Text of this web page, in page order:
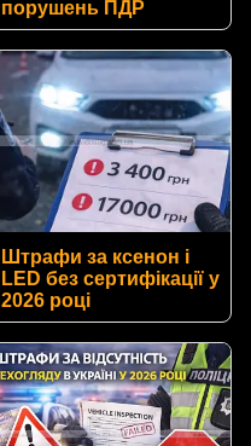
порушень ПДР
Штрафи за ксенон і
LED без сертифікації у
2026 році